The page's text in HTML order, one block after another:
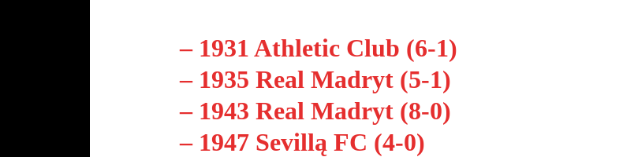
– 1931 Athletic Club (6-1)
– 1935 Real Madryt (5-1)
– 1943 Real Madryt (8-0)
– 1947 Sevillą FC (4-0)